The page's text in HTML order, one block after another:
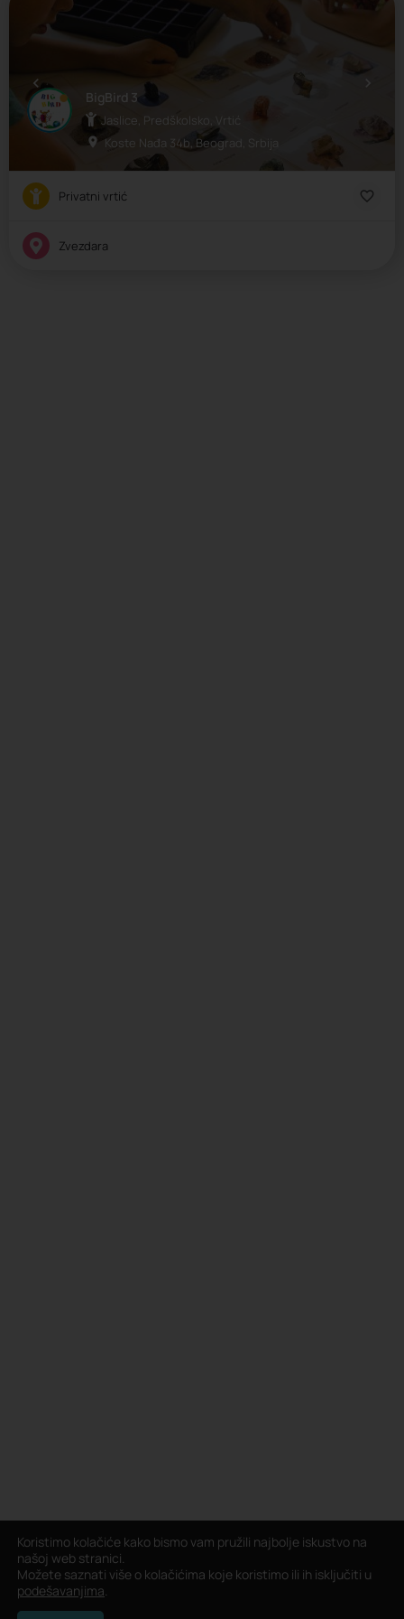
BigBird 3
Jaslice, Predškolsko, Vrtić
Koste Nađa 34b, Beograd, Srbija
Privatni vrtić
Zvezdara
Koristimo kolačiće kako bismo vam pružili najbolje iskustvo na
našoj web stranici.
Možete saznati više o kolačićima koje koristimo ili ih isključiti u
podešavanjima.